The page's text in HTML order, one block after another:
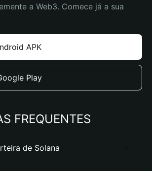
a Web3. Comece já a sua
APK
Play
FREQUENTES
de Solana